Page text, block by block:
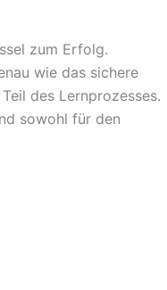
zum Erfolg.
wie das sichere
des Lernprozesses.
sowohl für den